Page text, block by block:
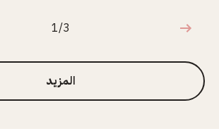
1 من 3
1/3
المزيد